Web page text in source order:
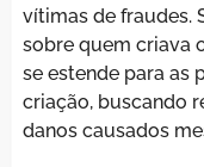
vítimas de fraudes.
sobre quem criava
se estende para as
criação, buscando
danos causados